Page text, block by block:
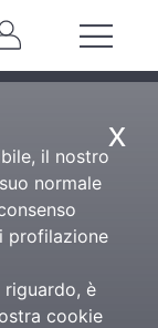
x
il nostro
normale
profilazione
è
cookie